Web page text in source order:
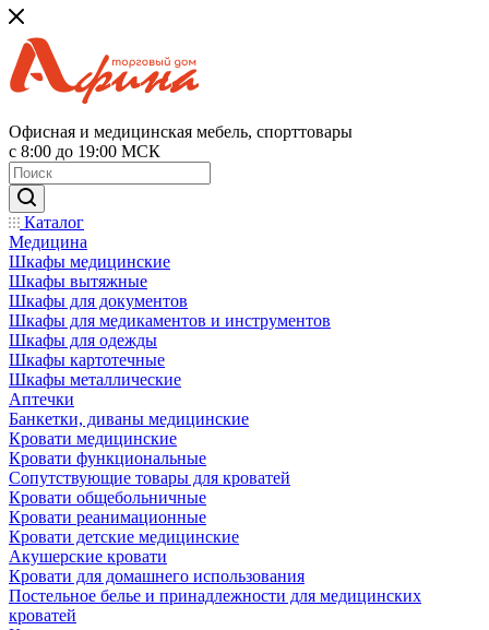
Офисная и медицинская мебель, спорттовары
с 8:00 до 19:00 МСК
Каталог
Медицина
Шкафы медицинские
Шкафы вытяжные
Шкафы для документов
Шкафы для медикаментов и инструментов
Шкафы для одежды
Шкафы картотечные
Шкафы металлические
Аптечки
Банкетки, диваны медицинские
Кровати медицинские
Кровати функциональные
Сопутствующие товары для кроватей
Кровати общебольничные
Кровати реанимационные
Кровати детские медицинские
Акушерские кровати
Кровати для домашнего использования
Постельное белье и принадлежности для медицинских
кроватей